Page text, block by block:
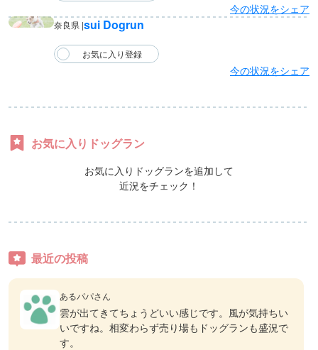
今の状況をシェア
奈良県 |sui Dogrun
今の状況をシェア
お気に入りドッグラン
お気に入りドッグランを追加して
近況をチェック！
最近の投稿
あるパパさん
雲が出てきてちょうどいい感じです。風が気持ちい
いですね。相変わらず売り場もドッグランも盛況で
す。